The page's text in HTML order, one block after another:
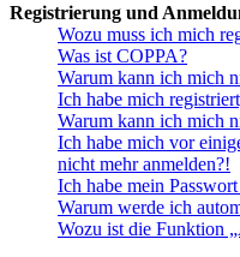
Registrierung und
Wozu muss ich mich
Was ist COPPA?
Warum kann ich mich
Ich habe mich
Warum kann ich mich
Ich habe mich vor
nicht mehr anmelden?!
Ich habe mein
Warum werde ich
Wozu ist die Funktion